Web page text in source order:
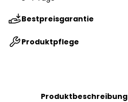
Bestpreisgarantie
Produktpflege
Produktbeschreibung